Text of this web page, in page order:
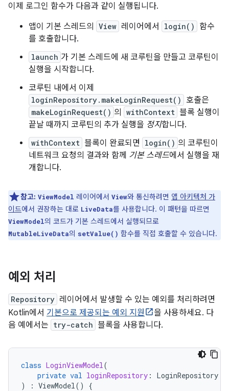
이제 로그인 함수가 다음과 같이 실행됩니다.
앱이 기본 스레드의
View 레이어에서 login()
함수
를 호출합니다.
launch 가 기본 스레드에 새 코루틴을 만들고 코루틴이
실행을 시작합니다.
코루틴 내에서 이제
loginRepository.makeLoginRequest() 호출은
makeLoginRequest() 의 withContext 블록 실행이
끝날 때까지 코루틴의 추가 실행을 정지합니다.
withContext 블록이 완료되면 login() 의 코루틴이
네트워크 요청의 결과와 함께 기본 스레드에서 실행을 재
개합니다.
참고: ViewModel 레이어에서 View와 통신하려면 앱 아키텍처 가
이드에서 권장하는 대로 LiveData를 사용합니다. 이 패턴을 따르면
ViewModel의 코드가 기본 스레드에서 실행되므로
MutableLiveData의 setValue() 함수를 직접 호출할 수 있습니다.
예외 처리
Repository 레이어에서 발생할 수 있는 예외를 처리하려면
Kotlin에서 기본으로 제공되는 예외 지원
을 사용하세요. 다
음 예에서는 try-catch 블록을 사용합니다.
class LoginViewModel(
private val loginRepository :
LoginRepository
)
: ViewModel() {